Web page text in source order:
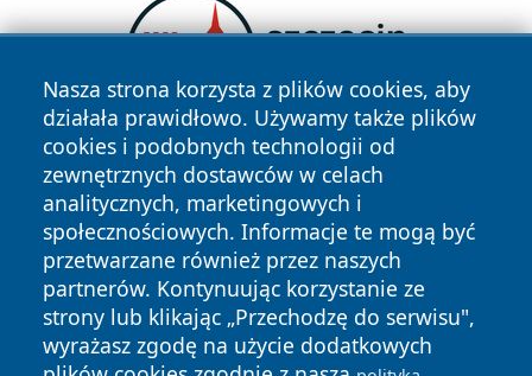
Nasza strona korzysta z plików cookies, aby
działała prawidłowo. Używamy także plików
cookies i podobnych technologii od
zewnętrznych dostawców w celach
analitycznych, marketingowych i
społecznościowych. Informacje te mogą być
przetwarzane również przez naszych
partnerów. Kontynuując korzystanie ze
strony lub klikając „Przechodzę do serwisu",
wyrażasz zgodę na użycie dodatkowych
Copyright © 2026 24piaseczno.pl Wszystkie prawa
zastrzeżone.